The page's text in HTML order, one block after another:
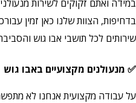
במידה ואתם זקוקים לשירות
שירותים לכל תושבי אבו גוש
✅ מנעולנים מקצועיים באבו גוש
על עבודה מקצועית אנחנו לא